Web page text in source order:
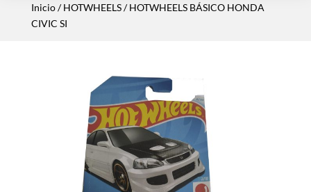
Inicio/HOTWHEELS/ HOTWHEELS BÁSICO HONDA
CIVIC SI